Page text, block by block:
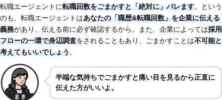
転職エージェントに転職回数をごまかすと「絶対に」バレます。という
のも、転職エージェントはあなたの「職歴&転職回数」を企業に伝える
義務があり、伝える前に必ず確認するから。また、企業によっては採用
フローの一環で身辺調査をされることもあり、ごまかすことは不可能と
考えてもいいでしょう。
半端な気持ちでごまかすと痛い目を見るから正直に
伝えた方がいいよ。